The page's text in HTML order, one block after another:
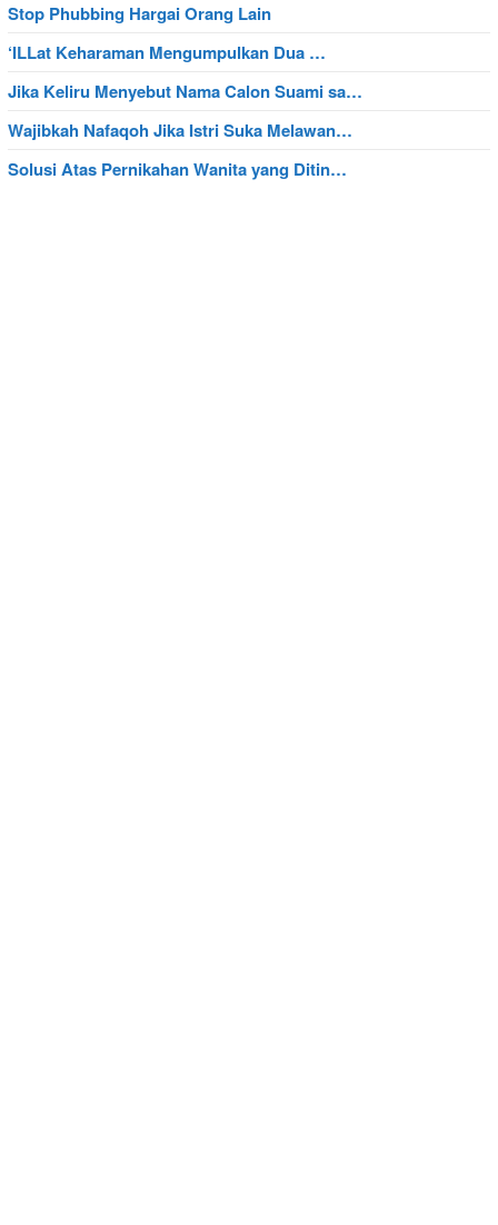
Stop Phubbing Hargai Orang Lain
‘ILLat Keharaman Mengumpulkan Dua …
Jika Keliru Menyebut Nama Calon Suami sa…
Wajibkah Nafaqoh Jika Istri Suka Melawan…
Solusi Atas Pernikahan Wanita yang Ditin…